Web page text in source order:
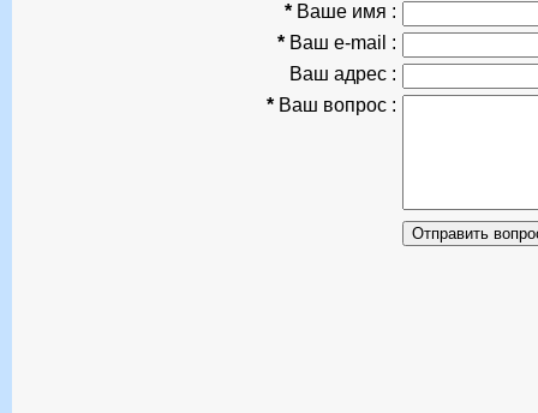
* Ваше имя :
* Ваш e-mail :
Ваш адрес :
* Ваш вопрос :